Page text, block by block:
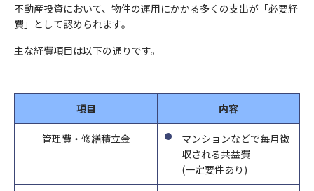
不動産投資において、物件の運用にかかる多くの支出が「必要経
費」として認められます。
主な経費項目は以下の通りです。
項目 内容
管理費・修繕積立金
マンションなどで毎月徴
収される共益費
(一定要件あり)
個人情報保護法に基づく保有個人データに関する開示、訂正等ま
保険会社に対してお取次ぎいたします。
ご連絡の先は下記のお問い合わせ窓口となります。また保険事故
に関する照会については下記お問い合わせ窓口のほか、保険証券
記載の保険会社の事故相談窓口にもお問い合わせいただくことが
できます。
8）センシティブ情報のお取扱い
当社は、政治的見解、信教(宗教、思想および信条をいいます)、
労働組合への加盟、人種および民族、門地および本籍、保健医療
①法令等に基づく場合
②人の生命、身体又は財産の保護のために必要がある場合
③公衆衛生の向上又は児童の健全な育成の推進のために特に必要
がある場合
当社は、取扱う個人データの漏えい、減失またはき損の防止その
などの整備および実施体制の整備など、十分なセキュリティ対策
7）個人データの第三者への提供
当社は、個人データを第三者に提供するにあたり、以下の場合を
除き、ご本人の同意なく第三者に個人データを提供しません。
①法令に基づく場合
年間家賃収入
万円/年
同意する
年間家賃収入
万円/年
あって、本人の同意を得ることにより当該事務の遂行に支障を及
ぼすおそれがあるとき。
⑤当社が受託する保険募集業務を遂行するに必要な限度で、当該
当社は、政治的見解、信教(宗教、思想および信条をいいます)、
労働組合への加盟、人種および民族、門地および本籍、保健医療
および性生活ならびに犯罪歴に関する情報(以下「センシティブ
情報」といいます)を掲げる場合を除くほか、取得、利用または